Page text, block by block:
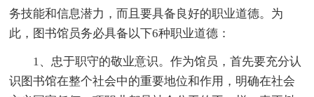
务技能和信息潜力，而且要具备良好的职业道德。为
此，图书馆员务必具备以下6种职业道德：
1、忠于职守的敬业意识。作为馆员，首先要充分认
识图书馆在整个社会中的重要地位和作用，明确在社会